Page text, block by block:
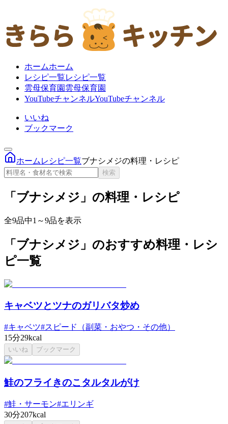
ホームホーム
レシピ一覧レシピ一覧
雲母保育園 雲母保育園
YouTubeチャンネルYouTubeチャンネル
いいね
ブックマーク
ホーム レシピ一覧ブナシメジの料理・レシピ
検索
「ブナシメジ」の料理・レシピ
全9品中1～9品を表示
「ブナシメジ」のおすすめ料理・レシ
ピ一覧
キャベツとツナのガリバタ炒め
#キャベツ#スピード（副菜・おやつ・その他）
15分29kcal
いいね ブックマーク
鮭のフライきのこタルタルがけ
#鮭・サーモン#エリンギ
30分207kcal